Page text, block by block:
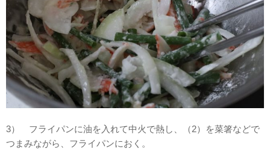
3） フライパンに油を入れて中火で熱し、（2）を菜箸などで
つまみながら、フライパンにおく。